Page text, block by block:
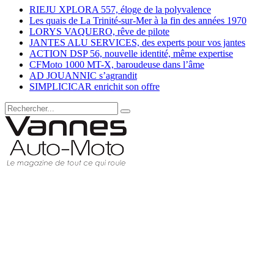
RIEJU XPLORA 557, éloge de la polyvalence
Les quais de La Trinité-sur-Mer à la fin des années 1970
LORYS VAQUERO, rêve de pilote
JANTES ALU SERVICES, des experts pour vos jantes
ACTION DSP 56, nouvelle identité, même expertise
CFMoto 1000 MT-X, baroudeuse dans l’âme
AD JOUANNIC s’agrandit
SIMPLICICAR enrichit son offre